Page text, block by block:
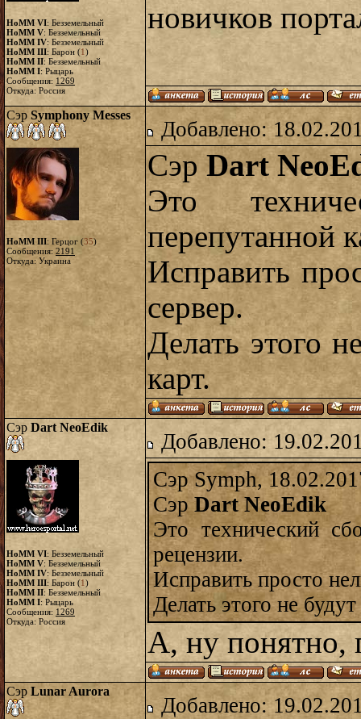
HoMM VI: Безземельный
HoMM V: Безземельный
HoMM IV: Безземельный
HoMM III: Барон (1)
HoMM II: Безземельный
HoMM I: Рыцарь
Сообщения: 1269
Откуда: Россия
новичков
Сэр Symphony Messes
HoMM III: Герцог (35)
Сообщения: 2191
Откуда: Украина
Добавлено:
СэрDart
Это
перепутанной
Исправить
сервер.
Делать этого
карт.
Сэр Dart NeoEdik
HoMM VI: Безземельный
HoMM V: Безземельный
HoMM IV: Безземельный
HoMM III: Барон (1)
HoMM II: Безземельный
HoMM I: Рыцарь
Сообщения: 1269
Откуда: Россия
Добавлено:
Сэр Symph,
СэрDart NeoEdik
Это технический
рецензии.
Исправить просто
Делать этого не
А, ну понятно,
Сэр Lunar Aurora
Добавлено: